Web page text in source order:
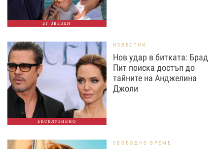
БГ ЗВЕЗДИ
ЕКСКЛУЗИВНО
ИЗВЕСТНИ
Нов удар в битката: Брад
Пит поиска достъп до
тайните на Анджелина
Джоли
СВОБОДНО ВРЕМЕ